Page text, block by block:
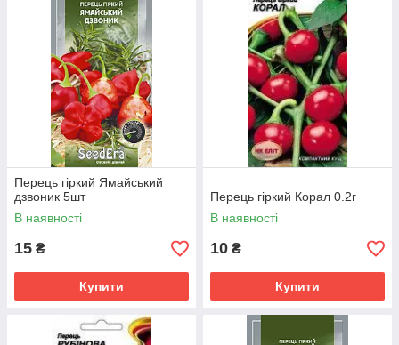
Перець гіркий Ямайський
дзвоник 5шт
В наявності
15 ₴
Купити
Перець гіркий Корал 0.2г
В наявності
10 ₴
Купити